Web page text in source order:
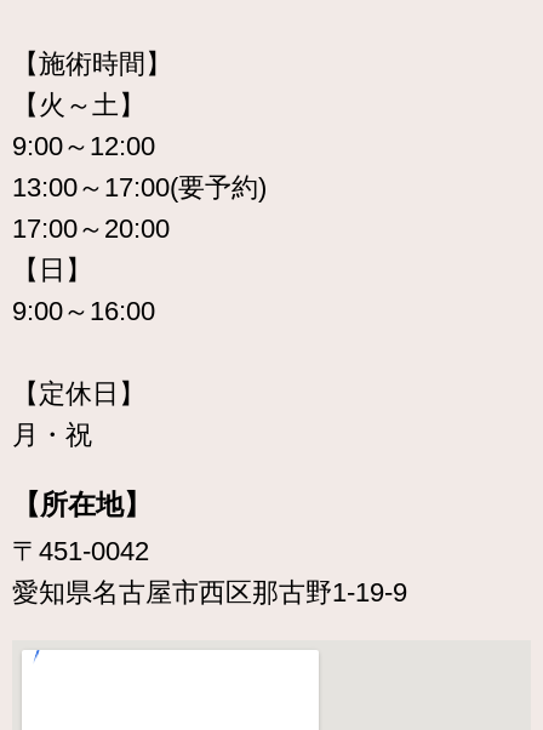
【施術時間】
【火～土】
9:00～12:00
13:00～17:00(要予約)
17:00～20:00
【日】
9:00～16:00
【定休日】
月・祝
【所在地】
〒451-0042
愛知県名古屋市西区那古野1-19-9